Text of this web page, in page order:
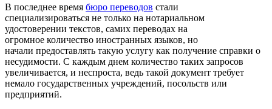
В последнее время бюро переводов стали
специализироваться не только на нотариальном
удостоверении текстов, самих переводах на
огромное количество иностранных языков, но
начали предоставлять такую услугу как получение справки о
несудимости. С каждым днем количество таких запросов
увеличивается, и неспроста, ведь такой документ требует
немало государственных учреждений, посольств или
предприятий.